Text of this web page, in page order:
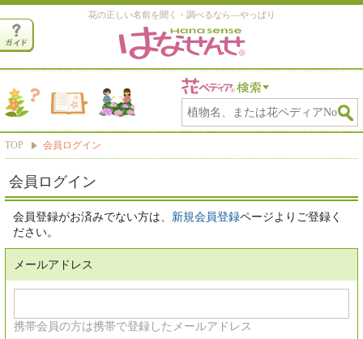
花の正しい名前を聞く・調べるなら―やっぱり
TOP 会員ログイン
会員ログイン
会員登録がお済みでない方は、 新規会員登録ページよりご登録く
ださい。
メールアドレス
携帯会員の方は携帯で登録したメールアドレス